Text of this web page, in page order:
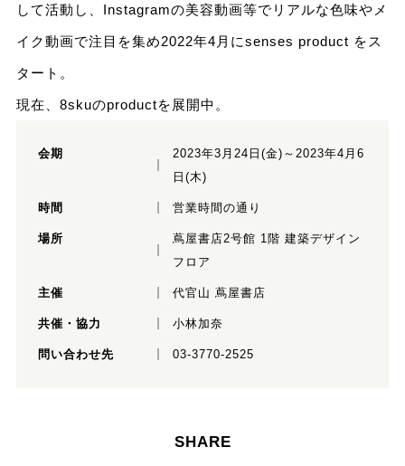
して活動し、Instagramの美容動画等でリアルな色味やメ
イク動画で注目を集め2022年4月にsenses product をス
タート。
現在、8skuのproductを展開中。
会期
2023年3月24日(金)～2023年4月6
日(木)
時間 営業時間の通り
場所
蔦屋書店2号館 1階 建築デザイン
フロア
主催 代官山 蔦屋書店
共催・協力 小林加奈
問い合わせ先 03-3770-2525
SHARE